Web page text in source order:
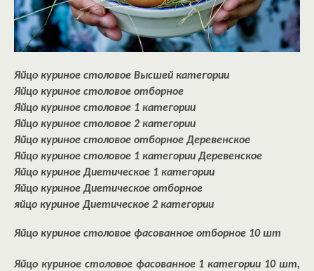
Яйцо куриное столовое Высшей категории
Яйцо куриное столовое отборное
Яйцо куриное столовое 1 категории
Яйцо куриное столовое 2 категории
Яйцо куриное столовое отборное Деревенское
Яйцо куриное столовое 1 категории Деревенское
Яйцо куриное Диетическое 1 категории
Яйцо куриное Диетическое отборное
яйцо куриное Диетическое 2 категории
Яйцо куриное столовое фасованное отборное 10 шт
Яйцо куриное столовое фасованное 1 категории 10 шт,